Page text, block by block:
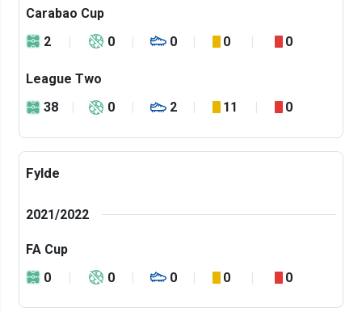
Carabao Cup
2
0 0 0 0
League Two
38
0 2 11 0
Fylde
2021/2022
FA Cup
0
0 0 0 0